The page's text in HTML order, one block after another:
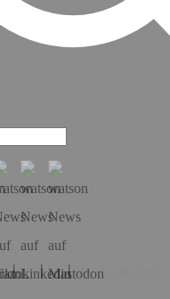
Hol dir die App!